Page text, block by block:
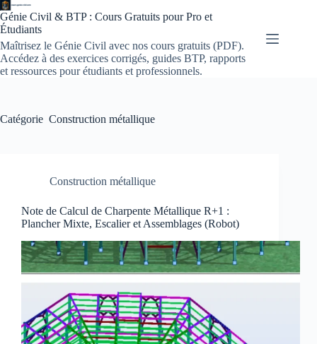
Passer
au
contenu
Génie Civil & BTP : Cours Gratuits pour Pro et
Étudiants
Maîtrisez le Génie Civil avec nos cours gratuits (PDF).
Accédez à des exercices corrigés, guides BTP, rapports
et ressources pour étudiants et professionnels.
Catégorie Construction métallique
Construction métallique
Note de Calcul de Charpente Métallique R+1 :
Plancher Mixte, Escalier et Assemblages (Robot)